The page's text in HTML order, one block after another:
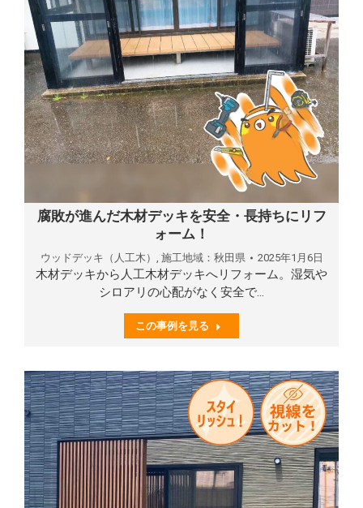
腐敗が進んだ木材デッキを安全・長持ちにリフ
ォーム！
ウッドデッキ（人工木） 施工地域：秋田県 2025年1月6日
木材デッキから人工木材デッキへリフォーム。湿気や
シロアリの心配がなく安全で…
この事例を見る